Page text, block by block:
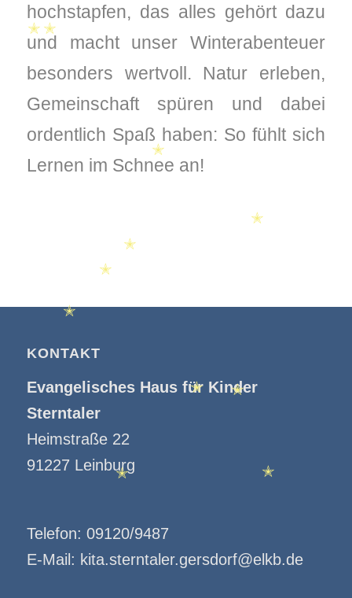
hochstapfen, das alles gehört dazu
und macht unser Winterabenteuer
besonders wertvoll. Natur erleben,
Gemeinschaft spüren und dabei
ordentlich Spaß haben: So fühlt sich
Lernen im Schnee an!
KONTAKT
Evangelisches Haus für Kinder
Sterntaler
Heimstraße 22
91227 Leinburg
Telefon: 09120/9487
E-Mail: kita.sterntaler.gersdorf@elkb.de
✭
✭
✭ ✭
✭